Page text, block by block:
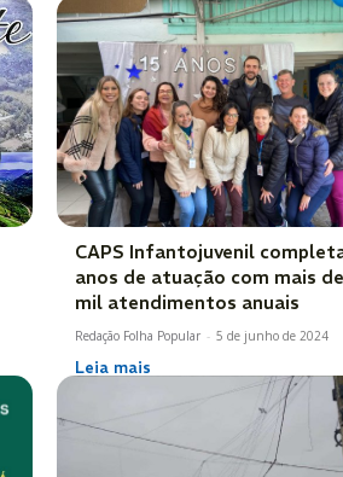
CAPS Infantojuvenil
anos de atuação com mais
mil atendimentos anuais
Redação Folha Popular - 5 de junho de 2024
Leia mais